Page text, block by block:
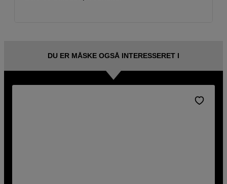
DU ER MÅSKE OGSÅ INTERESSERET I